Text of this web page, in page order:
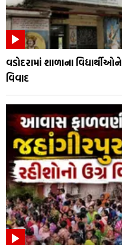
વડોદરામાં શાળાના
વિવાદ